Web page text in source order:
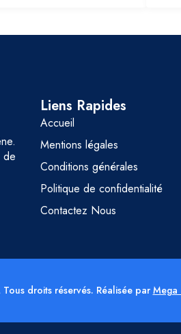
de
Liens Rapides
Accueil
Mentions légales
Conditions générales
Politique de confidentialité
Contactez Nous
droits réservés. Réalisée par Mega